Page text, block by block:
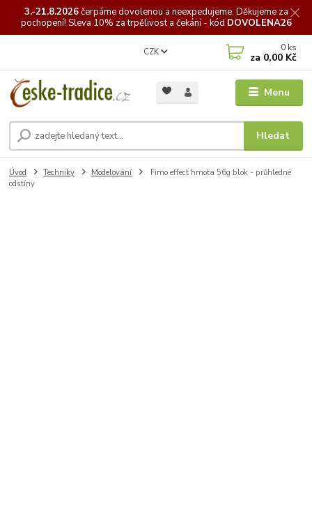
3.-21.8.2026čerpámedovolenou a neexpedujeme. Děkujeme za
pochopení! Sleva 10% za trpělivost a čekání - kód DOVOLENA26
Menu
CZK
Hledat
0 ks
za 0,00 Kč
Úvod Techniky Modelování
Fimo effect hmota 56g blok - průhledné
odstíny